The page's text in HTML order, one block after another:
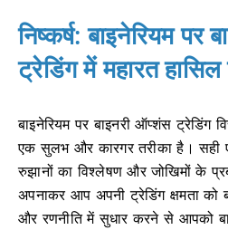
निष्कर्ष: बाइनेरियम पर
ट्रेडिंग में महारत
बाइनेरियम पर बाइनरी ऑप्शंस ट्रेडिंग
एक सुलभ और कारगर तरीका है। सही
रुझानों का विश्लेषण और जोखिमों के
अपनाकर आप अपनी ट्रेडिंग क्षमता
और रणनीति में सुधार करने से आपको